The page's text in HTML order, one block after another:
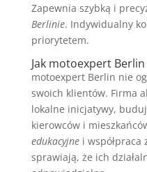
Zapewnia szybką i
Berlinie. Indywidualny
priorytetem.
Jak motoexpert
motoexpert Berlin nie
swoich klientów. Firma
lokalne inicjatywy,
kierowców i
edukacyjnei współpraca
sprawiają, że ich